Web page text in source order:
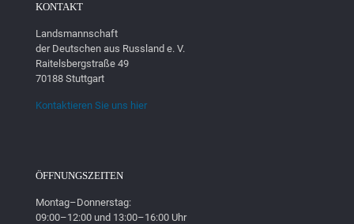
KONTAKT
Landsmannschaft
der Deutschen aus Russland e. V.
Raitelsbergstraße 49
70188 Stuttgart
Kontaktieren Sie uns hier
ÖFFNUNGSZEITEN
Montag–Donnerstag:
09:00–12:00 und 13:00–16:00 Uhr